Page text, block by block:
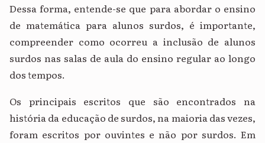
Dessa forma, entende-se que para abordar o ensino
de matemática para alunos surdos, é importante,
compreender como ocorreu a inclusão de alunos
surdos nas salas de aula do ensino regular ao longo
dos tempos.
Os principais escritos que são encontrados na
história da educação de surdos, na maioria das vezes,
foram escritos por ouvintes e não por surdos. Em